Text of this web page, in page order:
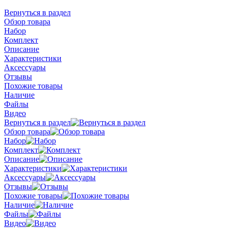
Вернуться в раздел
Обзор товара
Набор
Комплект
Описание
Характеристики
Аксессуары
Отзывы
Похожие товары
Наличие
Файлы
Видео
Вернуться в раздел
Обзор товара
Набор
Комплект
Описание
Характеристики
Аксессуары
Отзывы
Похожие товары
Наличие
Файлы
Видео